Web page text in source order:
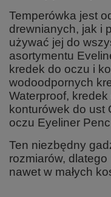
Temperówka jest
drewnianych, jak i
używać jej do
asortymentu
kredek do oczu i
wodoodpornych
Waterproof,
konturówek do ust
oczu Eyeliner
Ten niezbędny
rozmiarów,
nawet w małych